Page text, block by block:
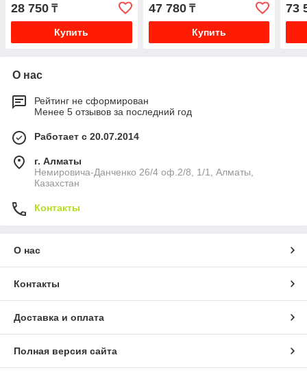
28 750 ₸
Купить
47 780₸
Купить
73
О нас
Рейтинг не сформирован
Менее 5 отзывов за последний год
Работает с 20.07.2014
г. Алматы
Немировича-Данченко 26/4 оф.2/8, 1/1, Алматы,
Казахстан
Контакты
О нас
Контакты
Доставка и оплата
Полная версия сайта